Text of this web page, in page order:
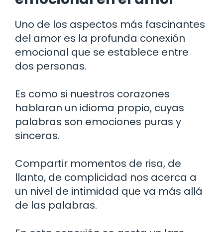
Uno de los aspectos más fascinantes
del amor es la profunda conexión
emocional que se establece entre
dos personas.
Es como si nuestros corazones
hablaran un idioma propio, cuyas
palabras son emociones puras y
sinceras.
Compartir momentos de risa, de
llanto, de complicidad nos acerca a
un nivel de intimidad que va más allá
de las palabras.